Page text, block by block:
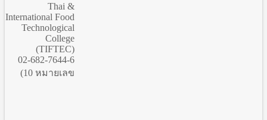
Thai &
International Food
Technological
College
(TIFTEC)
02-682-7644-6
(10 หมายเลข